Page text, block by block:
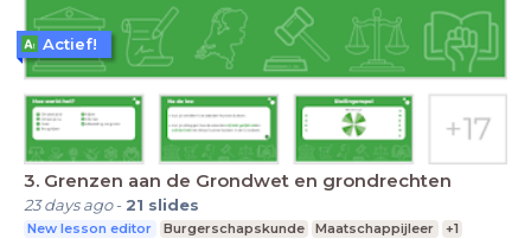
3. Grenzen aan de Grondwet en grondrechten
23 days ago- 21 slides
New lesson editor Burgerschapskunde Maatschappijleer
+1
Actief!